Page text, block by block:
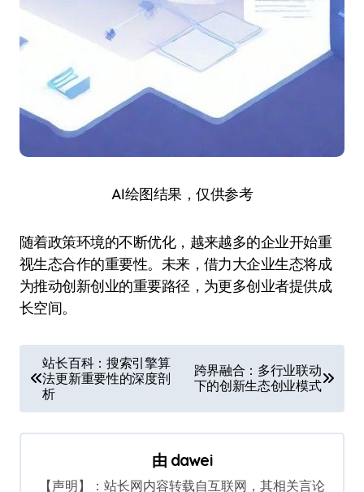
AI绘图结果，仅供参考
随着政策环境的不断优化，越来越多的企业开始重
视生态合作的重要性。未来，借力大企业生态将成
为推动创新创业的重要路径，为更多创业者提供成
长空间。
章
导
航
站长百科：搜索引擎算
法更新重要性的深度剖
析
跨界融合：多行业联动
下的创新生态创业模式
由 dawei
【声明】：站长网内容转载自互联网，其相关言论